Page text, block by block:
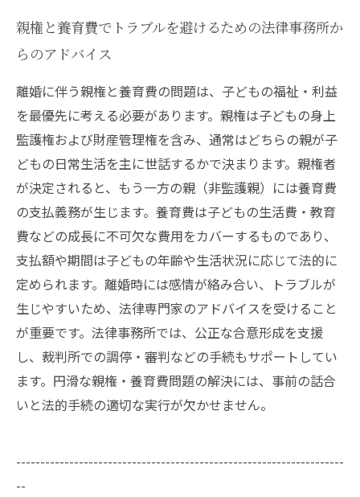
親権と養育費でトラブルを避けるための法律事務所か
らのアドバイス
離婚に伴う親権と養育費の問題は、子どもの福祉・利益
を最優先に考える必要があります。親権は子どもの身上
監護権および財産管理権を含み、通常はどちらの親が子
どもの日常生活を主に世話するかで決まります。親権者
が決定されると、もう一方の親（非監護親）には養育費
の支払義務が生じます。養育費は子どもの生活費・教育
費などの成長に不可欠な費用をカバーするものであり、
支払額や期間は子どもの年齢や生活状況に応じて法的に
定められます。離婚時には感情が絡み合い、トラブルが
生じやすいため、法律専門家のアドバイスを受けること
が重要です。法律事務所では、公正な合意形成を支援
し、裁判所での調停・審判などの手続もサポートしてい
ます。円滑な親権・養育費問題の解決には、事前の話合
いと法的手続の適切な実行が欠かせません。
--------------------------------------------------------------------
--